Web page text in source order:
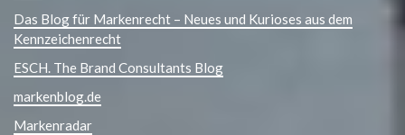
Das Blog für Markenrecht – Neues und Kurioses aus dem
Kennzeichenrecht
ESCH. The Brand Consultants Blog
markenblog.de
Markenradar